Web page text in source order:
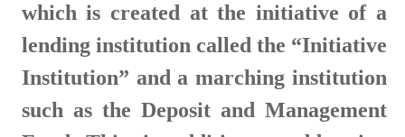
which is created at the initiative of a
lending institution called the “Initiative
Institution” and a marching institution
such as the Deposit and Management